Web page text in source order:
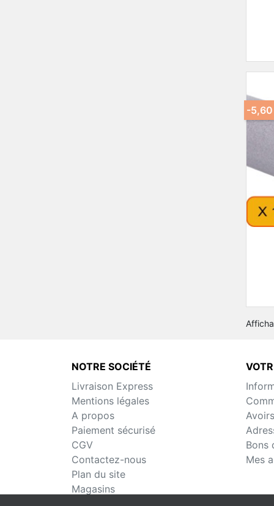
-
NOTRE SOCIÉTÉ
Livraison Express
Mentions légales
A propos
Paiement sécurisé
CGV
Contactez-nous
Plan du site
Magasins
Avoirs
Bons
Mes